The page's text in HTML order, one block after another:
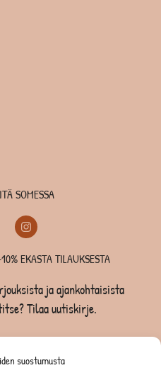
suostumusta
SOMESSA
EKASTA TILAUKSESTA
ja ajankohtaisista
Tilaa uutiskirje.
TILAUKSESTA